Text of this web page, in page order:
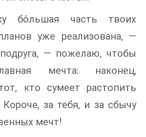
бо́льшая часть твоих
уже реализована, —
— пожелаю, чтобы
мечта: наконец,
кто сумеет растопить
за тебя, и за сбычу
мечт!